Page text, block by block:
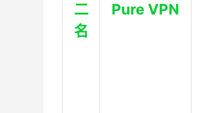
二
名
Pure VPN